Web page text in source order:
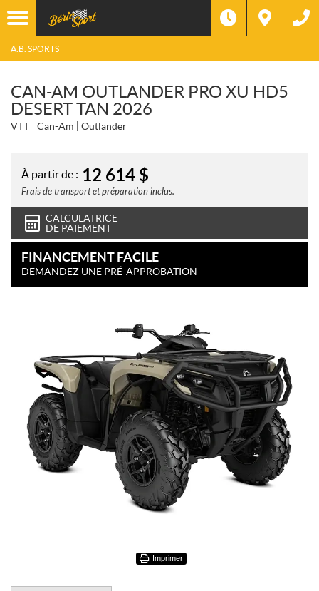
A.B. SPORTS
CAN-AM OUTLANDER PRO XU HD5
DESERT TAN 2026
VTT Can-Am Outlander
À partir de : 12 614 $
Frais de transport et préparation inclus.
CALCULATRICE
DE PAIEMENT
FINANCEMENT FACILE
DEMANDEZ UNE PRÉ-APPROBATION
Imprimer